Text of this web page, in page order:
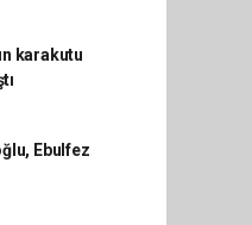
karakutu
Ebulfez